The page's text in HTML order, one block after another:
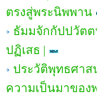
ตรงสู่พระนิพพาน
ธัมมจักกัปปวัตต
ปฏิเสธ |
ประวัติพุทธศาส
ความเป็นมาของ